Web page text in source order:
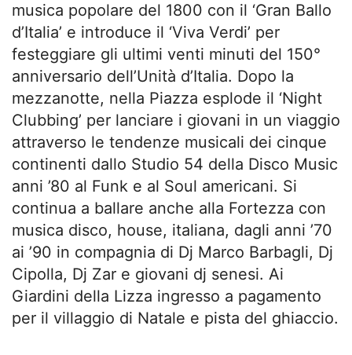
musica popolare del 1800 con il ‘Gran Ballo
d’Italia’ e introduce il ‘Viva Verdi’ per
festeggiare gli ultimi venti minuti del 150°
anniversario dell’Unità d’Italia. Dopo la
mezzanotte, nella Piazza esplode il ‘Night
Clubbing’ per lanciare i giovani in un viaggio
attraverso le tendenze musicali dei cinque
continenti dallo Studio 54 della Disco Music
anni ’80 al Funk e al Soul americani. Si
continua a ballare anche alla Fortezza con
musica disco, house, italiana, dagli anni ’70
ai ’90 in compagnia di Dj Marco Barbagli, Dj
Cipolla, Dj Zar e giovani dj senesi. Ai
Giardini della Lizza ingresso a pagamento
per il villaggio di Natale e pista del ghiaccio.